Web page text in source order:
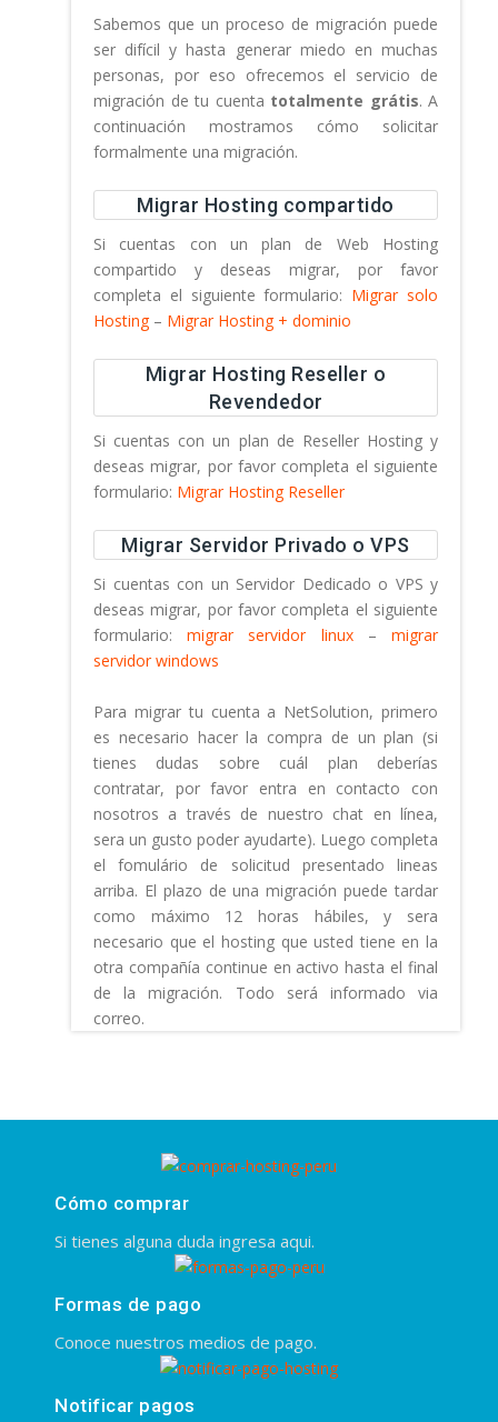
Sabemos que un proceso de migración puede
ser difícil y hasta generar miedo en muchas
personas, por eso ofrecemos el servicio de
migración de tu cuenta totalmente grátis. A
continuación mostramos cómo solicitar
formalmente una migración.
Migrar Hosting compartido
Si cuentas con un plan de Web Hosting
compartido y deseas migrar, por favor
completa el siguiente formulario: Migrar solo
Hosting– Migrar Hosting + dominio
Migrar Hosting Reseller o
Revendedor
Si cuentas con un plan de Reseller Hosting y
deseas migrar, por favor completa el siguiente
formulario: Migrar Hosting Reseller
Migrar Servidor Privado o VPS
Si cuentas con un Servidor Dedicado o VPS y
deseas migrar, por favor completa el siguiente
formulario:migrar servidor linux–migrar
servidor windows
Para migrar tu cuenta a NetSolution, primero
es necesario hacer la compra de un plan (si
tienes dudas sobre cuál plan deberías
contratar, por favor entra en contacto con
nosotros a través de nuestro chat en línea,
sera un gusto poder ayudarte). Luego completa
el fomulário de solicitud presentado lineas
arriba. El plazo de una migración puede tardar
como máximo 12 horas hábiles, y sera
necesario que el hosting que usted tiene en la
otra compañía continue en activo hasta el final
de la migración. Todo será informado via
correo.
Cómo comprar
Si tienes alguna duda ingresa aqui.
Formas de pago
Conoce nuestros medios de pago.
Notificar pagos